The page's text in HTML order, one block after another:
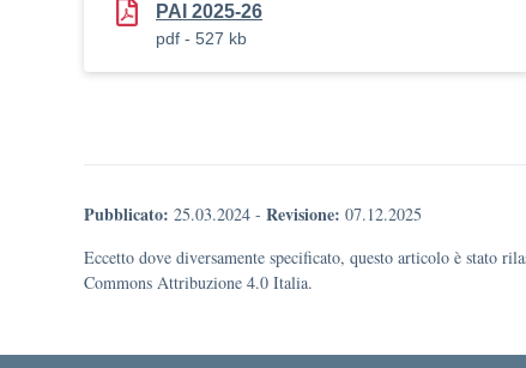
PAI 2025-26
pdf - 527 kb
Pubblicato: 25.03.2024 - Revisione: 07.12.2025
Eccetto dove diversamente specificato, questo articolo è stato
Commons Attribuzione 4.0 Italia.